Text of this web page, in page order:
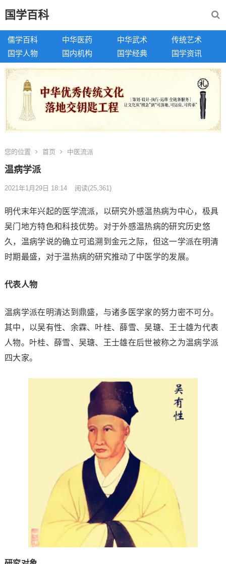
国学百科
儒学百科 中华医药 中华武术
传统艺术
国学人物
国内机构 国学经典 国学资讯
您的位置 首页 中医流派
温病学派
2021年1月29日 18:14 阅读(25,361)
明代末年兴起的医学流派，以研究外感温热病为中心，极具
吴门地方特色和科技优势。对于外感温热病的研究历史悠
久，温病学说的确立可追溯到金元之际，但这一学派在明清
时期最盛，对于温热病的研究推动了中医学的发展。
代表人物
温病学派在明清达到鼎盛，与诸多医学家的努力密不可分。
其中，以吴有性、余霖、叶桂、薛雪、吴瑭、王士雄为代表
人物。叶桂、薛雪、吴瑭、王士雄在后世被称之为温病学派
四大家。